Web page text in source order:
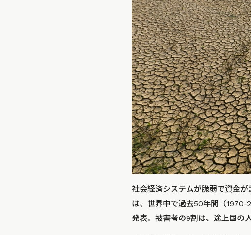
社会経済システムが脆弱で資金が
は、世界中で過去50年間（1970-
発表。被害者の9割は、途上国の